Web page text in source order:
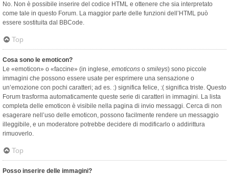
No. Non è possibile inserire del codice HTML e ottenere che sia interpretato
come tale in questo Forum. La maggior parte delle funzioni dell’HTML può
essere sostituita dal BBCode.
Top
Cosa sono le emoticon?
Le «emoticon» o «faccine» (in inglese, emoticons o smileys) sono piccole
immagini che possono essere usate per esprimere una sensazione o
un’emozione con pochi caratteri; ad es. :) significa felice, :( significa triste. Questo
Forum trasforma automaticamente queste serie di caratteri in immagini. La lista
completa delle emoticon è visibile nella pagina di invio messaggi. Cerca di non
esagerare nell’uso delle emoticon, possono facilmente rendere un messaggio
illeggibile, e un moderatore potrebbe decidere di modificarlo o addirittura
rimuoverlo.
Top
Posso inserire delle immagini?